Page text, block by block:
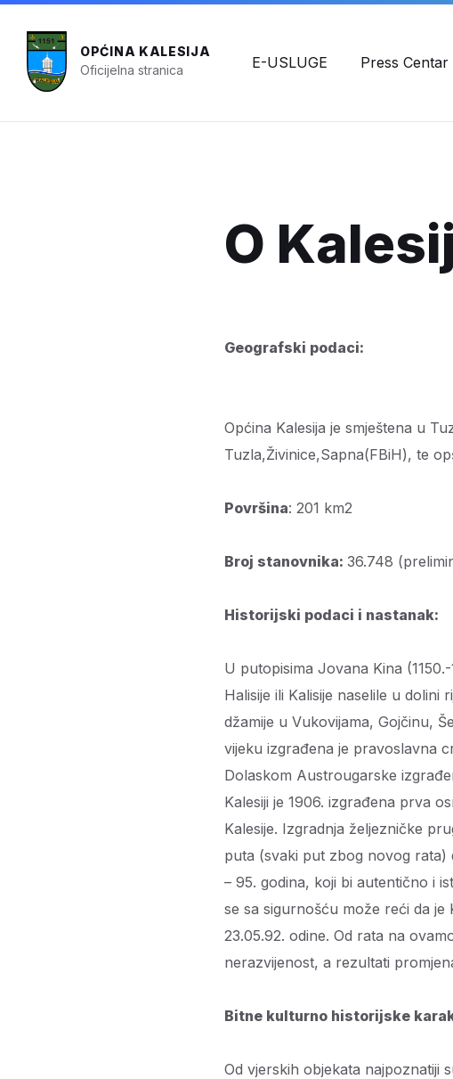
OPĆINA KALESIJA
Oficijelna stranica
E-USLUGE Press Centar
O
Geografski podaci:
Općina Kalesija je smještena u
Tuzla,Živinice,Sapna(FBiH), te
Površina: 201 km2
Broj stanovnika: 36.748
Historijski podaci i nastanak:
U putopisima Jovana Kina
Halisije ili Kalisije naselile u
džamije u Vukovijama, Gojčinu,
vijeku izgrađena je pravoslavna
Dolaskom Austrougarske
Kalesiji je 1906. izgrađena prva
Kalesije. Izgradnja željezničke
puta (svaki put zbog novog rata)
– 95. godina, koji bi autentično i
se sa sigurnošću može reći da je
23.05.92. odine. Od rata na
nerazvijenost, a rezultati
Bitne kulturno historijske
Od vjerskih objekata najpoznatiji